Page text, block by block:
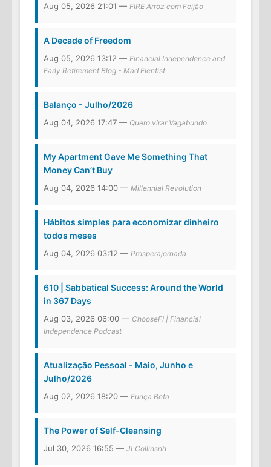
Aug 05, 2026 21:01 — FIRE Arroz com Feijão
A Decade of Freedom
Aug 05, 2026 13:12 — Financial Independence and
Early Retirement Blog - Mad Fientist
Balanço - Julho/2026
Aug 04, 2026 17:47 — Quero virar Vagabundo
My Apartment Gave Me Something That
Money Can’t Buy
Aug 04, 2026 14:00 — Millennial Revolution
Hábitos simples para economizar dinheiro
todos meses
Aug 04, 2026 03:12 — Prosperajornada
610 | Sabbatical Success: Around the World
in 367 Days
Aug 03, 2026 06:00 — ChooseFI | Financial
Independence Podcast
Atualização Pessoal - Maio, Junho e
Julho/2026
Aug 02, 2026 18:20 — Funça Beta
The Power of Self-Cleansing
Jul 30, 2026 16:55 — JLCollinsnh